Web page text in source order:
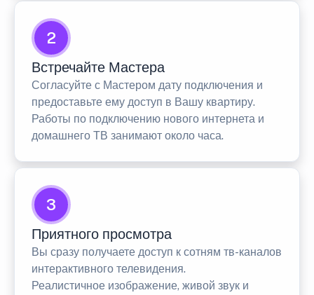
2
Встречайте Мастера
Согласуйте с Мастером дату подключения и
предоставьте ему доступ в Вашу квартиру.
Работы по подключению нового интернета и
домашнего ТВ занимают около часа.
3
Приятного просмотра
Вы сразу получаете доступ к сотням тв-каналов
интерактивного телевидения.
Реалистичное изображение, живой звук и